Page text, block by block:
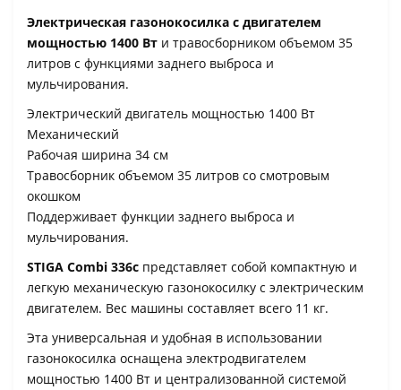
Электрическая газонокосилка с двигателем
мощностью 1400 Вт и травосборником объемом 35
литров с функциями заднего выброса и
мульчирования.
Электрический двигатель мощностью 1400 Вт
Механический
Рабочая ширина 34 см
Травосборник объемом 35 литров со смотровым
окошком
Поддерживает функции заднего выброса и
мульчирования.
STIGA Combi 336c представляет собой компактную и
легкую механическую газонокосилку с электрическим
двигателем. Вес машины составляет всего 11 кг.
Эта универсальная и удобная в использовании
газонокосилка оснащена электродвигателем
мощностью 1400 Вт и централизованной системой